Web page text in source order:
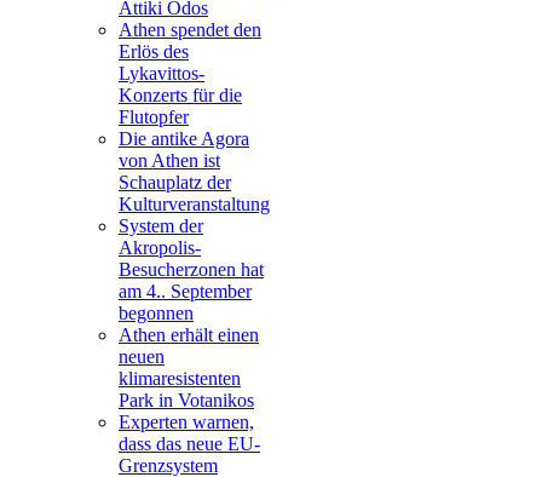
Attiki Odos
Athen spendet den
Erlös des
Lykavittos-
Konzerts für die
Flutopfer
Die antike Agora
von Athen ist
Schauplatz der
Kulturveranstaltung
System der
Akropolis-
Besucherzonen hat
am 4.. September
begonnen
Athen erhält einen
neuen
klimaresistenten
Park in Votanikos
Experten warnen,
dass das neue EU-
Grenzsystem